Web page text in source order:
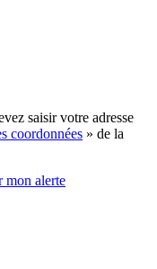
saisir votre adresse
coordonnées » de la
mon alerte